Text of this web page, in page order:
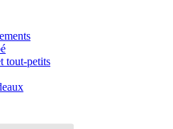
tout-petits